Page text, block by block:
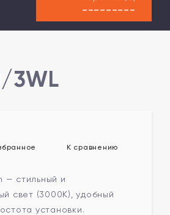
---------
3WL
К сравнению
— стильный и
свет (3000K), удобный
установки.